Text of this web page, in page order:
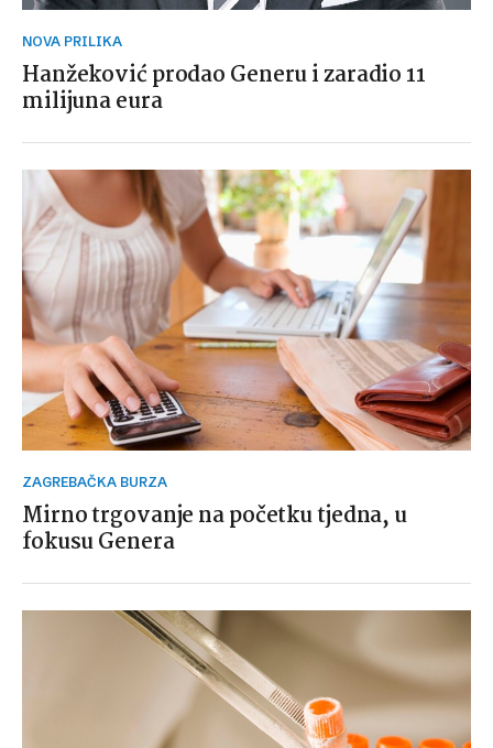
NOVA PRILIKA
Hanžeković prodao Generu i zaradio 11
milijuna eura
ZAGREBAČKA BURZA
Mirno trgovanje na početku tjedna, u
fokusu Genera